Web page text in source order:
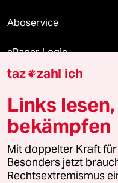
Aboservice
ePaper Login
Downloads für
© 2026 taz Verlags und
Alle Rechte vorbehalten. Bei
wenden Sie sich bitte an
taz zahl ich
Links
bekämpfen
Mit doppelter Kraft
Besonders jetzt
Rechtsextremismus